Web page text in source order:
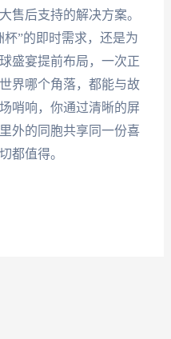
售后支持的解决方案。
”的即时需求，还是为
盛宴提前布局，一次正
界哪个角落，都能与故
哨响，你通过清晰的屏
外的同胞共享同一份喜
都值得。